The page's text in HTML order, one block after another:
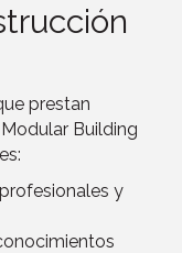
prestan
Building
y